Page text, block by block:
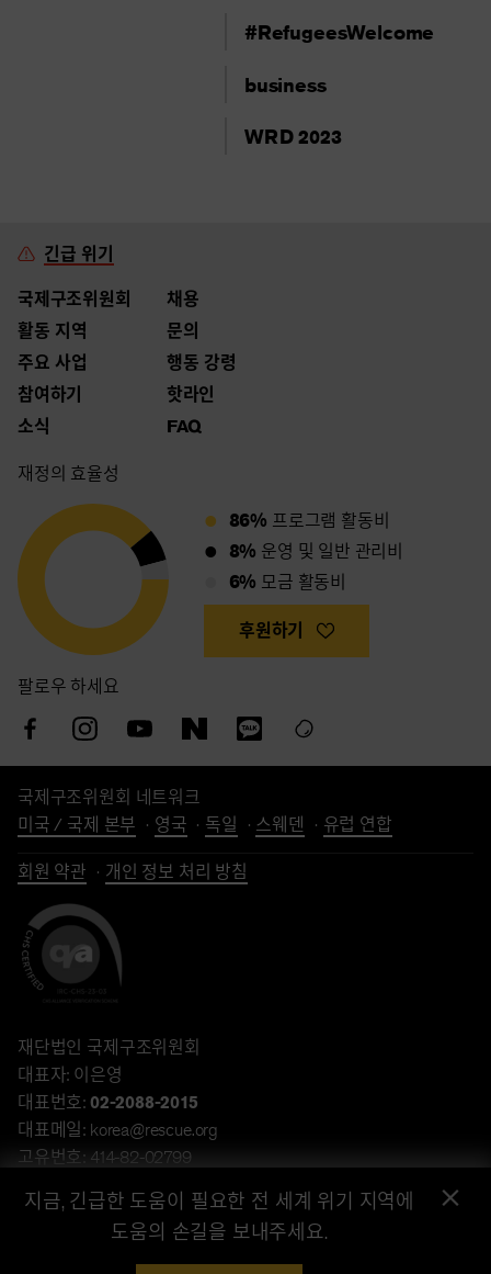
#RefugeesWelcome
business
WRD 2023
긴급 위기
국제구조위원회
활동 지역
주요 사업
참여하기
소식
채용
문의
행동 강령
핫라인
FAQ
재정의 효율성
86% 프로그램 활동비
8% 운영 및 일반 관리비
6% 모금 활동비
후원하기
팔로우 하세요
국제구조위원회 네트워크
미국 / 국제 본부
영국 독일 스웨덴 유럽 연합
회원 약관 개인 정보 처리 방침
재단법인 국제구조위원회
대표자: 이은영
대표번호: 02-2088-2015
대표메일: korea@rescue.org
고유번호: 414-82-02799
주소: 서울특별시 강남구 언주로 432, 13층 (역삼동, 타워432)
계좌후원: 하나은행 340-910045-81904(재단법인 국제구조위원
×
지금, 긴급한 도움이 필요한 전 세계 위기 지역에
도움의 손길을 보내주세요.